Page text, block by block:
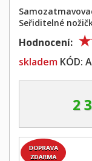
Seřiditelné
Hodnocení:
skladem KÓD:
2